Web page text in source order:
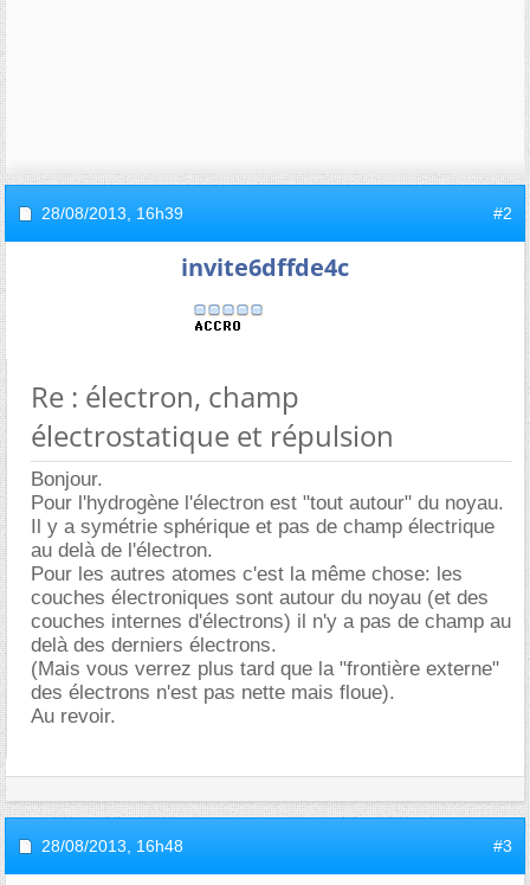
28/08/2013, 16h39 #2
invite6dffde4c
Re : électron, champ
électrostatique et répulsion
Bonjour.
Pour l'hydrogène l'électron est "tout autour" du noyau.
Il y a symétrie sphérique et pas de champ électrique
au delà de l'électron.
Pour les autres atomes c'est la même chose: les
couches électroniques sont autour du noyau (et des
couches internes d'électrons) il n'y a pas de champ au
delà des derniers électrons.
(Mais vous verrez plus tard que la "frontière externe"
des électrons n'est pas nette mais floue).
Au revoir.
28/08/2013, 16h48 #3